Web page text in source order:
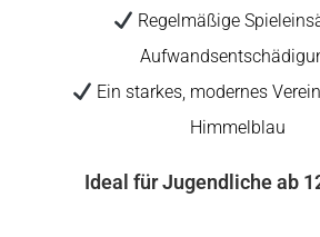
Regelmäßige
Ein starkes, modernes
Himmelblau
Ideal für Jugendliche ab